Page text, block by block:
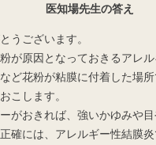
医知場先生の答え
うございます。
が原因となっておきるアレル
ど花粉が粘膜に付着した場
こします。
がおきれば、強いかゆみや
確には、アレルギー性結膜炎